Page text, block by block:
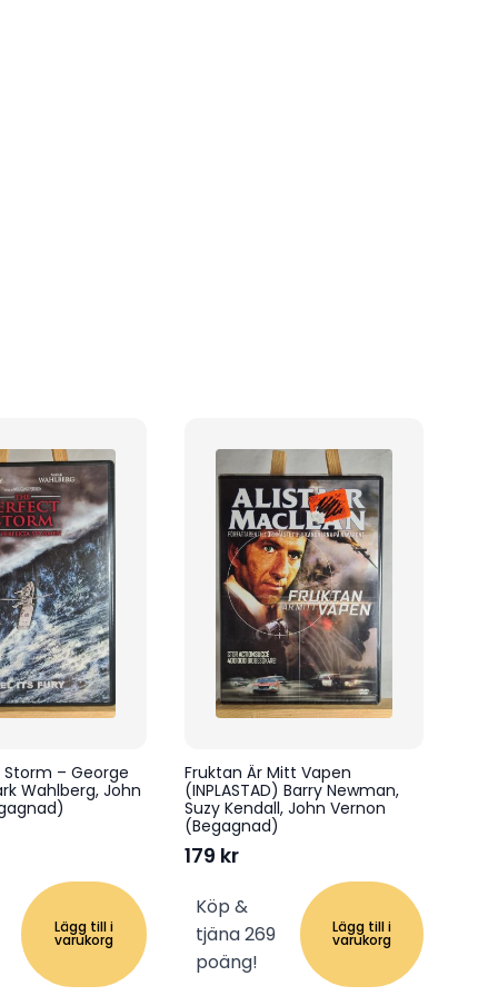
– George
Wahlberg, John
Lägg till i
varukorg
Fruktan Är Mitt Vapen
(INPLASTAD) Barry Newman,
Suzy Kendall, John Vernon
(Begagnad)
179 kr
Köp &
tjäna 269
poäng!
Lägg till i
varukorg